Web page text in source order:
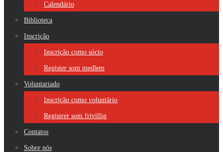
Calendário
Biblioteca
Inscrição
Inscrição como sócio
Register som medlem
Voluntariado
Inscrição como voluntário
Registrer som frivillig
Contatos
Sobre nós